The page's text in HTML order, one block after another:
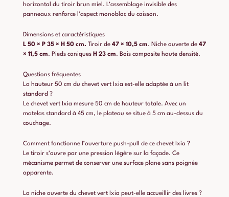
horizontal du tiroir brun miel. L’assemblage invisible des
panneaux renforce l’aspect monobloc du caisson.
Dimensions et caractéristiques
L 50 × P 35 × H 50 cm. Tiroir de 47 × 10,5 cm. Niche ouverte de 47
× 11,5 cm. Pieds coniques H 23 cm. Bois composite haute densité.
Questions fréquentes
La hauteur 50 cm du chevet vert Ixia est-elle adaptée à un lit
standard ?
Le chevet vert Ixia mesure 50 cm de hauteur totale. Avec un
matelas standard à 45 cm, le plateau se situe à 5 cm au-dessus du
couchage.
Comment fonctionne l’ouverture push-pull de ce chevet Ixia ?
Le tiroir s’ouvre par une pression légère sur la façade. Ce
mécanisme permet de conserver une surface plane sans poignée
apparente.
La niche ouverte du chevet vert Ixia peut-elle accueillir des livres ?